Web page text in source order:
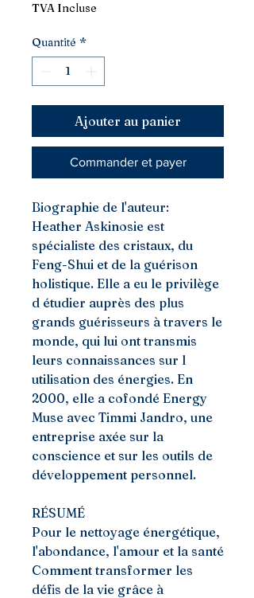
TVA Incluse
Quantité *
Ajouter au panier
Commander et payer
Biographie de l'auteur:
Heather Askinosie est
spécialiste des cristaux, du
Feng-Shui et de la guérison
holistique. Elle a eu le privilège
d étudier auprès des plus
grands guérisseurs à travers le
monde, qui lui ont transmis
leurs connaissances sur l
utilisation des énergies. En
2000, elle a cofondé Energy
Muse avec Timmi Jandro, une
entreprise axée sur la
conscience et sur les outils de
développement personnel.
RÉSUMÉ
Pour le nettoyage énergétique,
l'abondance, l'amour et la santé
Comment transformer les
défis de la vie grâce à